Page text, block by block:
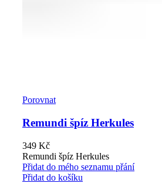
Porovnat
Remundi špíz Herkules
349 Kč
Remundi špíz Herkules
Přidat do mého seznamu přání
Přidat do košíku